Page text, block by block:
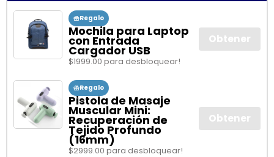
Regalo
Mochila para Laptop
con Entrada
Cargador USB
$1999.00 para desbloquear!
Obtener
Regalo
Pistola de Masaje
Muscular Mini:
Recuperación de
Tejido Profundo
(16mm)
$2999.00 para desbloquear!
Obtener